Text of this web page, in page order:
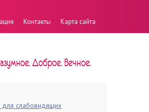
Контакты Карта сайта
для слабовидящих